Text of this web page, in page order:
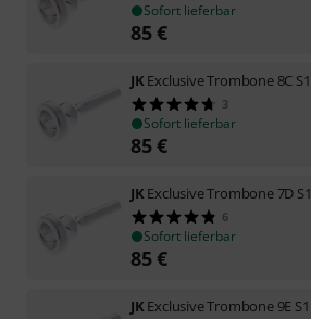
Sofort lieferbar
85€
JK Exclusive Trombone 8C S1
3
Sofort lieferbar
85€
JK Exclusive Trombone 7D S1
6
Sofort lieferbar
85€
JK Exclusive Trombone 9E S1